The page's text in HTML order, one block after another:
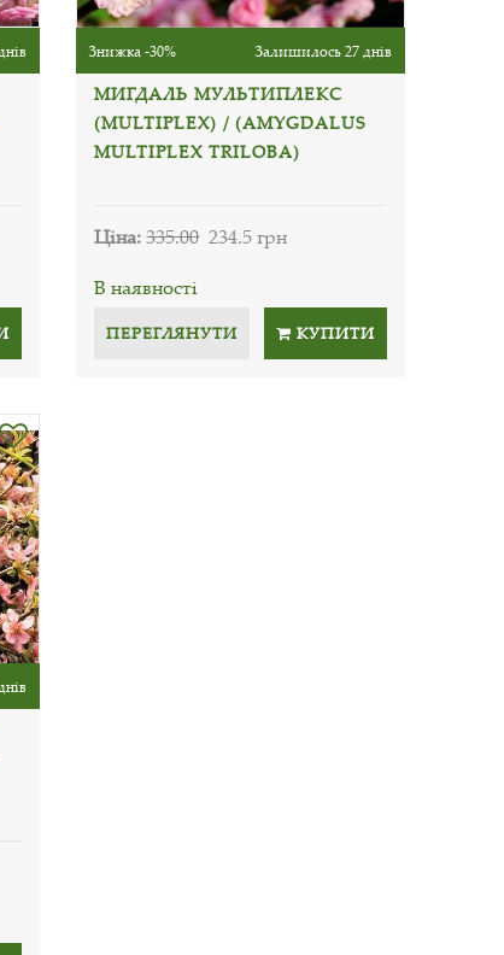
Знижка -30% Залишилось 27 днів
МИГДАЛЬ МУЛЬТИПЛЕКС
(MULTIPLEX) / (AMYGDALUS
MULTIPLEX TRILOBA)
Ціна:335.00 234.5 грн
В наявності
ПЕРЕГЛЯНУТИ КУПИТИ